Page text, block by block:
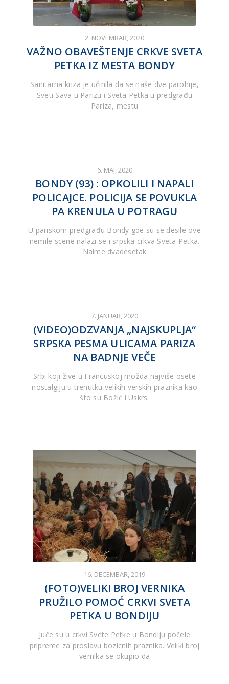
2. NOVEMBAR, 2020
VAŽNO OBAVEŠTENJE CRKVE SVETA
PETKA IZ MESTA BONDY
Sanitarna kriza je učinila da se naše dve parohije,
Sveti Sava u Parizu i Sveta Petka u predgrađu
Pariza, mestu
6. MAJ, 2020
BONDY (93) : OPKOLILI I NAPALI
POLICAJCE. POLICIJA SE POVUKLA
PA KRENULA U POTRAGU
U pariskom predgrađu Bondy gde su se desile ove
nemile scene nalazi se i srpska crkva Sveta Petka.
Naime dvadesetak
7. JANUAR, 2020
(VIDEO)ODZVANJA „NAJSKUPLJA“
SRPSKA PESMA ULICAMA PARIZA
NA BADNJE VEČE
Srbi koji žive u Francuskoj možda najviše osete
nostalgiju u trenutku velikih verskih praznika kao
što su Božić i Uskrs.
16. DECEMBAR, 2019
(FOTO)VELIKI BROJ VERNIKA
PRUŽILO POMOĆ CRKVI SVETA
PETKA U BONDIJU
Juče su u crkvi Svete Petke u Bondiju počele
pripreme za proslavu bozicnih praznika. Veliki broj
vernika se okupio da